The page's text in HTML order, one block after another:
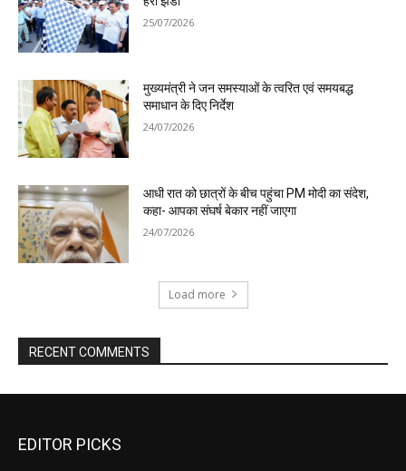
EDITOR PICKS